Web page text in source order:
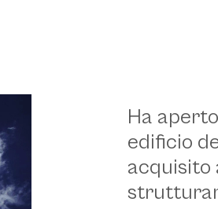
Ha
edificio
acquisito